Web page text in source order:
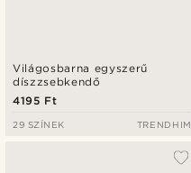
Világosbarna egyszerű
díszzsebkendő
4195 Ft
29 SZÍNEK TRENDHIM